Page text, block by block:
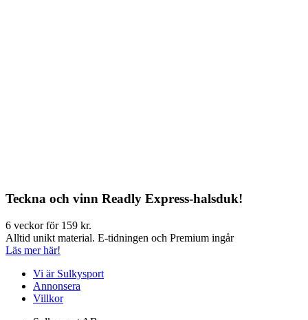
Teckna och vinn Readly Express-halsduk!
6 veckor för 159 kr.
Alltid unikt material. E-tidningen och Premium ingår
Läs mer här!
Vi är Sulkysport
Annonsera
Villkor